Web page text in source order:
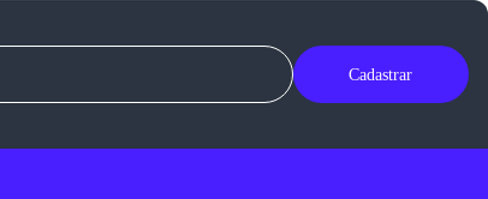
Cadastrar